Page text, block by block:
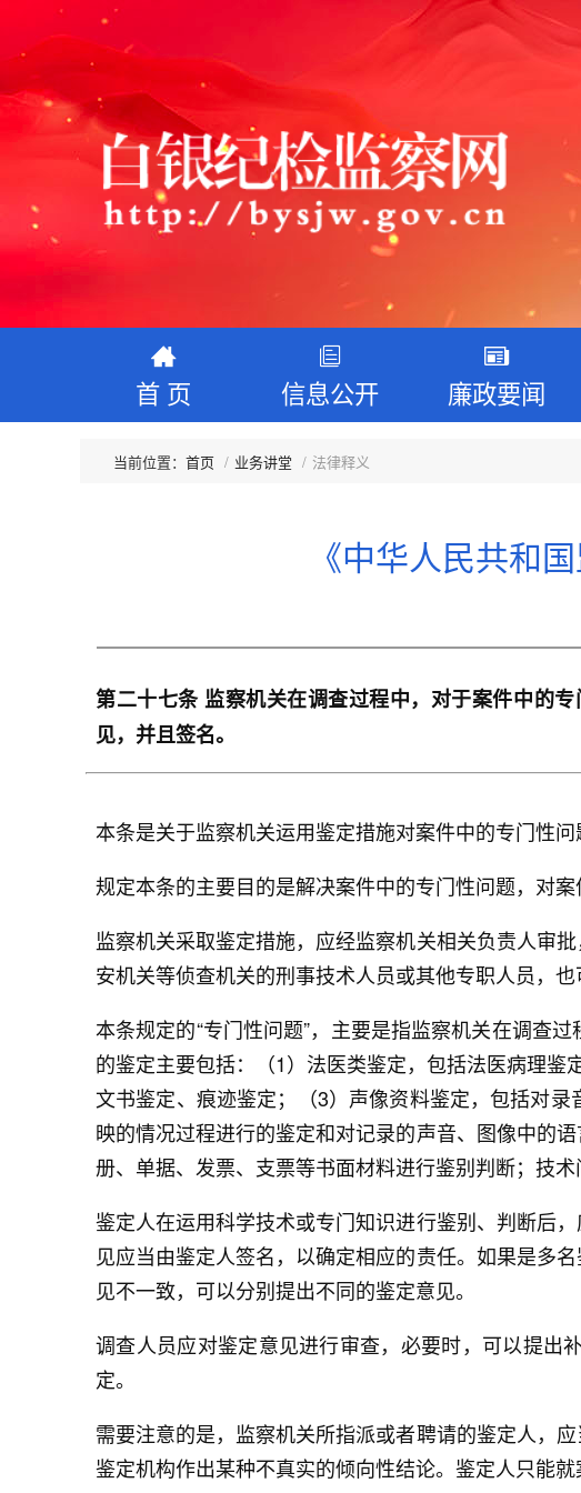
首 页 信息公开 廉政要闻
首页 业务讲堂 法律释义
《中华人民共和
第二十七条 监察机关在调查过程中，对于案件中的
见，并且签名。
本条是关于监察机关运用鉴定措施对案件中的专门性问
规定本条的主要目的是解决案件中的专门性问题，对
监察机关采取鉴定措施，应经监察机关相关负责人审
安机关等侦查机关的刑事技术人员或其他专职人员，
本条规定的“专门性问题”，主要是指监察机关在调查
的鉴定主要包括：（1）法医类鉴定，包括法医病理
文书鉴定、痕迹鉴定；（3）声像资料鉴定，包括对
映的情况过程进行的鉴定和对记录的声音、图像中的
册、单据、发票、支票等书面材料进行鉴别判断；技
鉴定人在运用科学技术或专门知识进行鉴别、判断后
见应当由鉴定人签名，以确定相应的责任。如果是多
见不一致，可以分别提出不同的鉴定意见。
调查人员应对鉴定意见进行审查，必要时，可以提出
定。
需要注意的是，监察机关所指派或者聘请的鉴定人，
鉴定机构作出某种不真实的倾向性结论。鉴定人只能